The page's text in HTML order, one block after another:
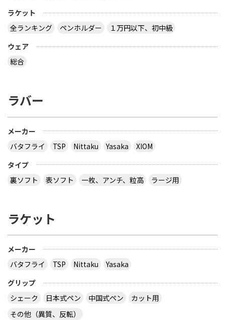
ラケット
全ランキング
ペンホルダー
１万円以下、初中級
ウェア
総合
ラバー
メーカー
バタフライ
TSP Nittaku Yasaka
XIOM
タイプ
裏ソフト
表ソフト 一枚、アンチ、粒高 ラージ用
ラケット
メーカー
バタフライ
TSP Nittaku
Yasaka
グリップ
シェーク
日本式ペン 中国式ペン
カット用
その他（異質、反転）